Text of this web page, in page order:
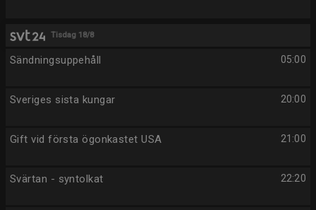
Tisdag 18/8
05:00
Sändningsuppehåll
20:00
Sveriges sista kungar
21:00
Gift vid första ögonkastet USA
22:20
Svärtan - syntolkat